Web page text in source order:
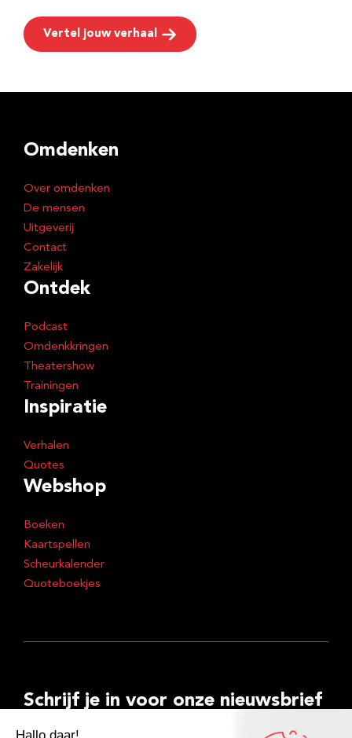
Vertel jouw verhaal
Omdenken
Over omdenken
De mensen
Uitgeverij
Contact
Zakelijk
Ontdek
Podcast
Omdenkkringen
Theatershow
Trainingen
Inspiratie
Verhalen
Quotes
Webshop
Boeken
Kaartspellen
Scheurkalender
Quoteboekjes
Schrijf je in voor onze nieuwsbrief